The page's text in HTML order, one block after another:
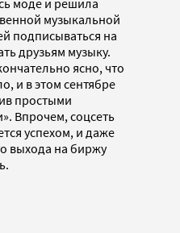
моде и решила
музыкальной
подписываться на
друзьям музыку.
ясно, что
и в этом сентябре
простыми
Впрочем, соцсеть
успехом, и даже
выхода на биржу